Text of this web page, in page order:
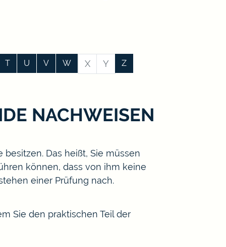
T U V W X Y Z
NACHWEISEN
Das heißt, Sie müssen
können, dass von ihm keine
einer Prüfung nach.
Sie den praktischen Teil der